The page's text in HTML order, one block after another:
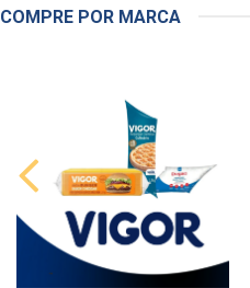
COMPRE POR MARCA